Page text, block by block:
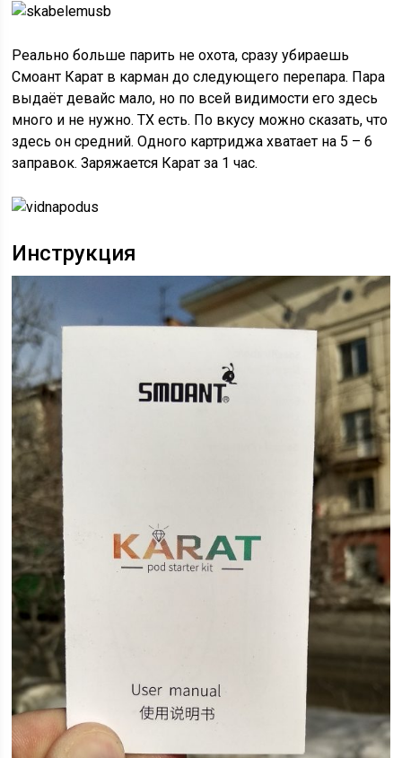
Реально больше парить не охота, сразу убираешь
Смоант Карат в карман до следующего перепара. Пара
выдаёт девайс мало, но по всей видимости его здесь
много и не нужно. ТХ есть. По вкусу можно сказать, что
здесь он средний. Одного картриджа хватает на 5 – 6
заправок. Заряжается Карат за 1 час.
Инструкция